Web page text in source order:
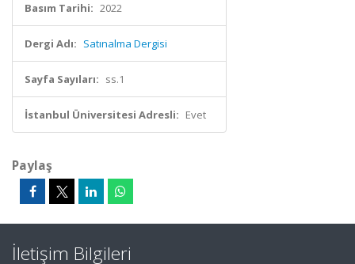
Basım Tarihi: 2022
Dergi Adı: Satınalma Dergisi
Sayfa Sayıları: ss.1
İstanbul Üniversitesi Adresli: Evet
Paylaş
İletişim Bilgileri